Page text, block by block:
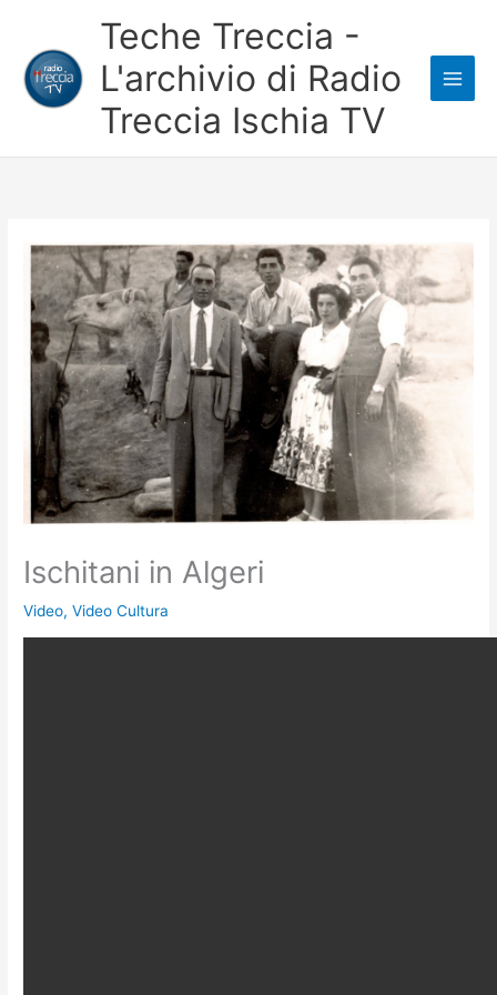
contenuto
Teche Treccia -
L'archivio di Radio
Treccia Ischia TV
Ischitani in Algeri
Video,Video Cultura